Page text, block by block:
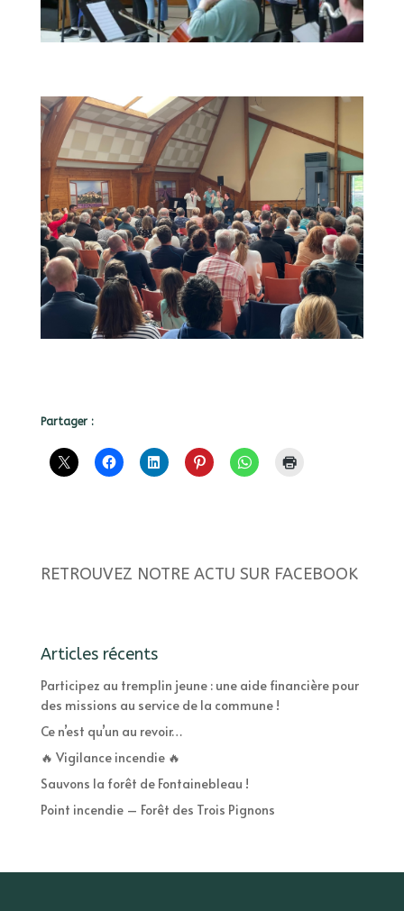
Partager :
RETROUVEZ NOTRE ACTU SUR FACEBOOK
Articles récents
Participez au tremplin jeune : une aide financière pour
des missions au service de la commune !
Ce n’est qu’un au revoir…
🔥 Vigilance incendie 🔥
Sauvons la forêt de Fontainebleau !
Point incendie – Forêt des Trois Pignons